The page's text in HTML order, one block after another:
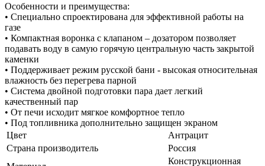
Особенности и преимущества:
• Специально спроектирована для эффективной работы на
газе
• Компактная воронка с клапаном – дозатором позволяет
подавать воду в самую горячую центральную часть закрытой
каменки
• Поддерживает режим русской бани - высокая относительная
влажность без перегрева парной
• Система двойной подготовки пара дает легкий
качественный пар
• От печи исходит мягкое комфортное тепло
• Под топливника дополнительно защищен экраном
Цвет
Антрацит
Страна производитель
Россия
Конструкционная